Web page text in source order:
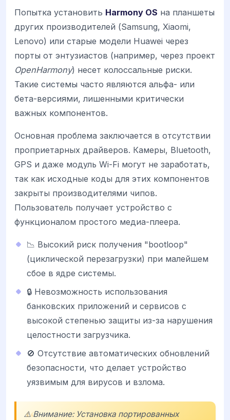
Попытка установить Harmony OS на планшеты
других производителей (Samsung, Xiaomi,
Lenovo) или старые модели Huawei через
порты от энтузиастов (например, через проект
OpenHarmony) несет колоссальные риски.
Такие системы часто являются альфа- или
бета-версиями, лишенными критически
важных компонентов.
Основная проблема заключается в отсутствии
проприетарных драйверов. Камеры, Bluetooth,
GPS и даже модуль Wi-Fi могут не заработать,
так как исходные коды для этих компонентов
закрыты производителями чипов.
Пользователь получает устройство с
функционалом простого медиа-плеера.
📉 Высокий риск получения "bootloop"
(циклической перезагрузки) при малейшем
сбое в ядре системы.
🔒 Невозможность использования
банковских приложений и сервисов с
высокой степенью защиты из-за нарушения
целостности загрузчика.
🚫 Отсутствие автоматических обновлений
безопасности, что делает устройство
уязвимым для вирусов и взлома.
⚠️ Внимание: Установка портированных